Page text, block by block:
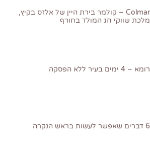
Colmar – קולמר בירת היין של אלזס בקיץ,
מלכת שווקי חג המולד בחורף
רומא – 4 ימים בעיר ללא הפסקה
6 דברים שאפשר לעשות בראש הנקרה